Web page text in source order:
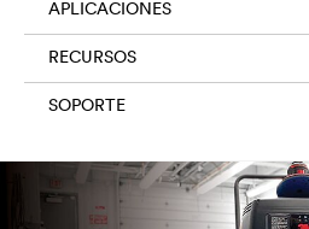
APLICACIONES
RECURSOS
SOPORTE